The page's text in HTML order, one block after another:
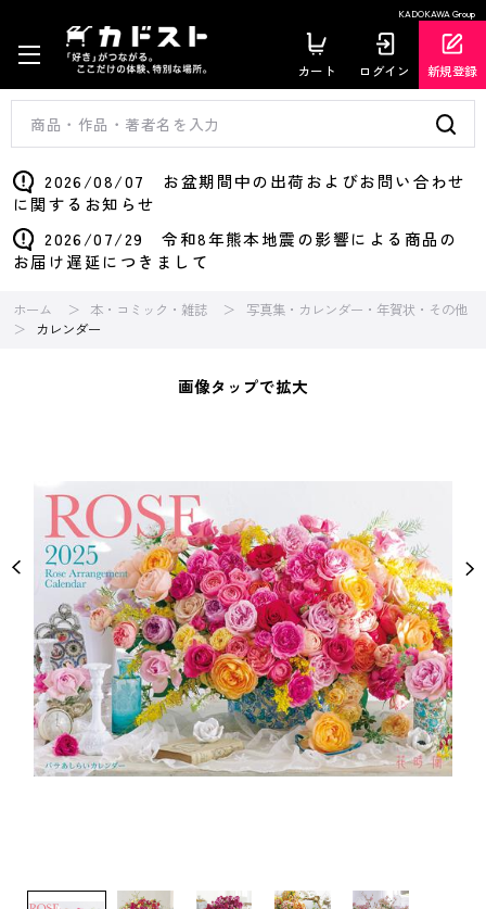
KADOKAWA Group
カート ログイン 新規登録
2026/08/07 お盆期間中の出荷およびお問い合わせ
に関するお知らせ
2026/07/29 令和8年熊本地震の影響による商品の
お届け遅延につきまして
ホーム 本・コミック・雑誌
写真集・カレンダー・年賀状・その他
カレンダー
画像タップで拡大